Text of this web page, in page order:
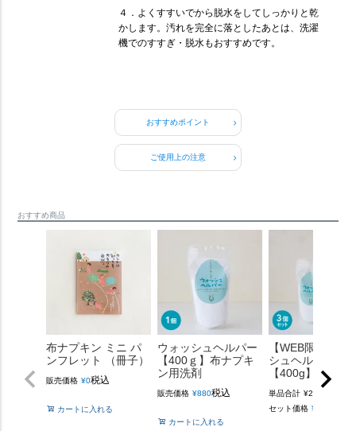
おすすめポイント
ご使用上の注意
４．よくすすいでから脱水をしてしっかりと乾
かします。汚れを完全に落としたあとは、洗濯
機でのすすぎ・脱水もおすすめです。
おすすめ商品
布ナプキン ミニ パ
ンフレット （冊子）
販売価格 ¥0税込
カートに入れる
ウォッシュヘルパー
【400ｇ】布ナプキ
ン用洗剤
販売価格 ¥880税込
カートに入れる
【WEB限定】ウ
シュヘルパー
【400g】3個セ
単品合計 ¥2,640
セット価格 ¥